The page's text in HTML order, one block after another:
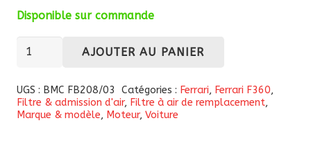
Disponible sur commande
quantité
Kit
de
filtres
AJOUTER AU PANIER
UGS : BMC FB208/03 Catégories : Ferrari, Ferrari F360,
Filtre & admission d'air, Filtre à air de remplacement,
Marque & modèle, Moteur, Voiture